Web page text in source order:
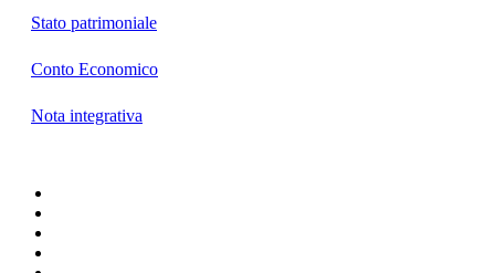
Stato patrimoniale
Conto Economico
Nota integrativa